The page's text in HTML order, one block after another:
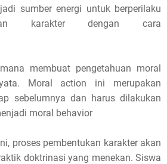
sumber energi untuk berperilaku
karakter dengan cara
membuat pengetahuan moral
Moral action ini merupakan
sebelumnya dan harus dilakukan
moral behavior
proses pembentukan karakter akan
doktrinasi yang menekan. Siswa